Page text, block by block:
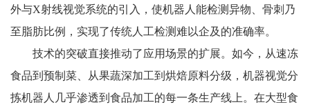
外与X射线视觉系统的引入，使机器人能检测异物、骨刺乃
至脂肪比例，实现了传统人工检测难以企及的准确率。
技术的突破直接推动了应用场景的扩展。如今，从速冻
食品到预制菜、从果蔬深加工到烘焙原料分级，机器视觉分
拣机器人几乎渗透到食品加工的每一条生产线上。在大型食